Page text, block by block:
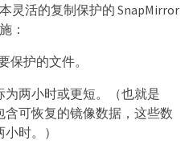
灵活的复制保护的 SnapMirror
：
保护的文件。
两小时或更短。（也就是
可恢复的镜像数据，这些数
时。）